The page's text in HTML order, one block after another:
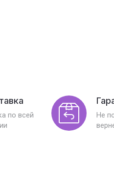
по всей
Не